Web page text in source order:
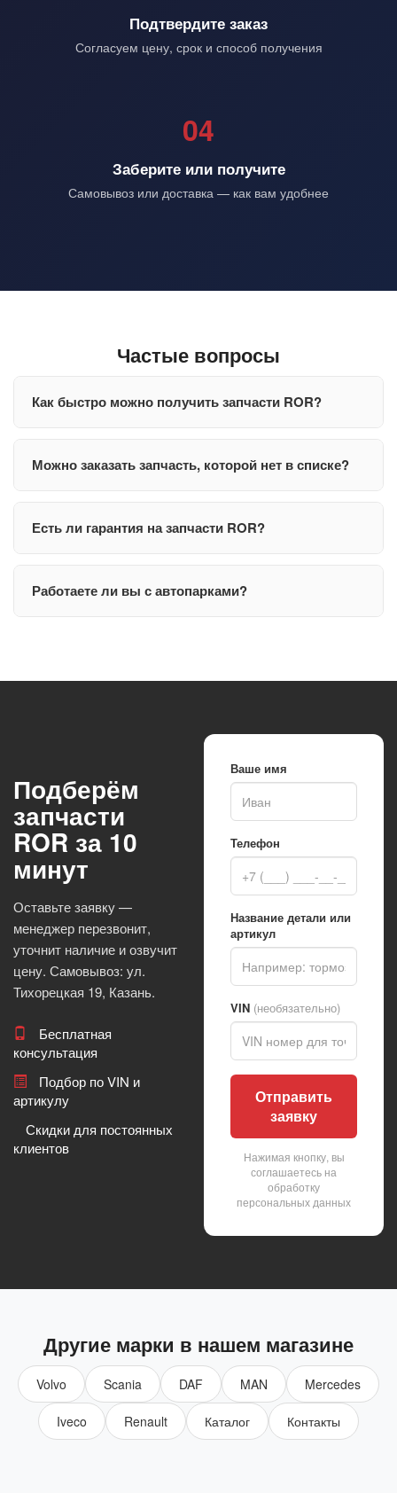
Подтвердите заказ
Согласуем цену, срок и способ получения
04
Заберите или получите
Самовывоз или доставка — как вам удобнее
Частые вопросы
Как быстро можно получить запчасти ROR?
Можно заказать запчасть, которой нет в списке?
Есть ли гарантия на запчасти ROR?
Работаете ли вы с автопарками?
Подберём
запчасти
ROR за 10
минут
Оставьте заявку —
менеджер перезвонит,
уточнит наличие и озвучит
цену. Самовывоз: ул.
Тихорецкая 19, Казань.
Бесплатная
консультация
Подбор по VIN и
артикулу
Скидки для постоянных
клиентов
Ваше имя
Телефон
Название детали или
артикул
VIN (необязательно)
Отправить
заявку
Нажимая кнопку, вы
соглашаетесь на
обработку
персональных данных
Другие марки в нашем магазине
Volvo Scania DAF MAN Mercedes
Iveco Renault Каталог Контакты